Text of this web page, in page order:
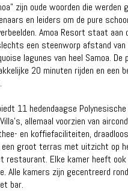
zijn oude woorden die werden
en leiders om de pure
Amoa Resort staat aan
een steenworp afstand van
lagunes van heel Samoa.
20 minuten rijden en een
11 hedendaagse
allemaal voorzien van
en koffiefaciliteiten,
groot terras met uitzicht op
restaurant. Elke kamer heeft ook
Alle kamers zijn gecentreerd
bar.